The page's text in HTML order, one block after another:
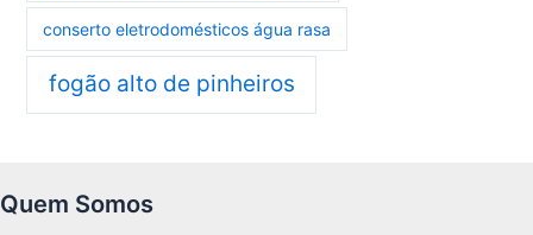
conserto eletrodomésticos água rasa
fogão alto de pinheiros
Quem Somos